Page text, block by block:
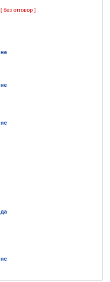
[ без отговор ]
не
не
не
да
не